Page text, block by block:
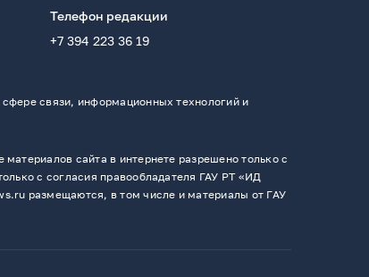
Телефон редакции
+7 394 223 36 19
связи, информационных технологий и
сайта в интернете разрешено только с
с согласия правообладателя ГАУ РТ «ИД
размещаются, в том числе и материалы от ГАУ